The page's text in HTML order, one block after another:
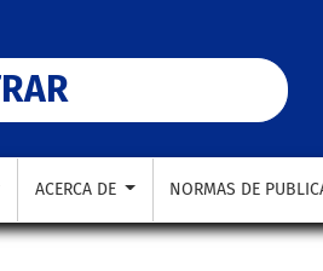
ACERCA DE NORMAS DE